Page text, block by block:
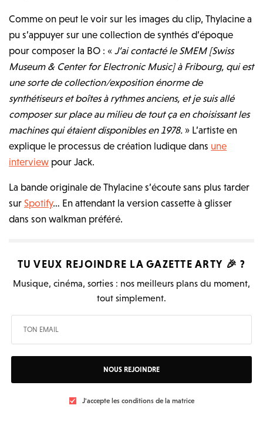
Comme on peut le voir sur les images du clip, Thylacine a
pu s’appuyer sur une collection de synthés d’époque
pour composer la BO : «J’ai contacté le SMEM [Swiss
Museum & Center for Electronic Music] à Fribourg, qui est
une sorte de collection/exposition énorme de
synthétiseurs et boîtes à rythmes anciens, et je suis allé
composer sur place au milieu de tout ça en choisissant les
machines qui étaient disponibles en 1978. » L’artiste en
explique le processus de création ludique dans une
interview pour Jack.
La bande originale de Thylacine s’écoute sans plus tarder
sur Spotify… En attendant la version cassette à glisser
dans son walkman préféré.
TU VEUX REJOINDRE LAGAZETTE ARTY 🎉 ?
Musique, cinéma, sorties : nos meilleurs plans du moment,
tout simplement.
NOUS REJOINDRE
J'accepte les conditions de la matrice